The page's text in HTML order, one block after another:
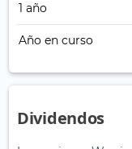
1 año
Año en curso
Dividendos